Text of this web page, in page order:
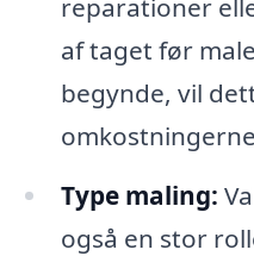
reparationer
af taget før
begynde, vil
Type maling:
også en stor